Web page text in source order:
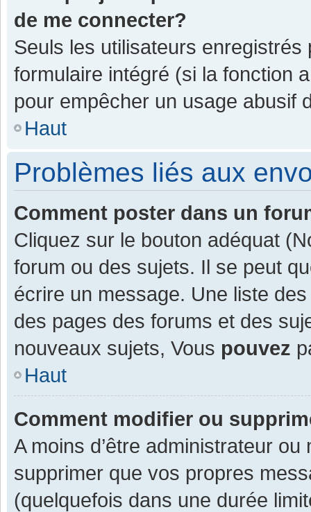
de me connecter?
Seuls les utilisateurs enregistrés
formulaire intégré (si la fonction
pour empêcher un usage abusif
Haut
Problèmes liés aux
Comment poster dans un
Cliquez sur le bouton adéquat
forum ou des sujets. Il se peut
écrire un message. Une liste
des pages des forums et des
nouveaux sujets, Vous pouvez
Haut
Comment modifier ou
A moins d’être administrateur
supprimer que vos propres
(quelquefois dans une durée